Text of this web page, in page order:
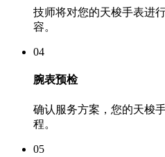
技师将对您的天梭手表进
容。
04
腕表预检
确认服务方案，您的天梭
程。
05